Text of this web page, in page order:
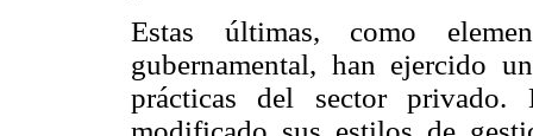
Estas últimas, como
gubernamental, han ejercido
prácticas del sector privado.